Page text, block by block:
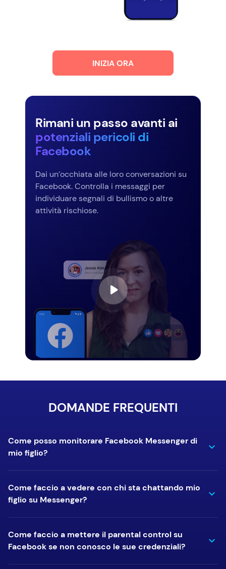
INIZIA ORA
Rimani un passo avanti ai
potenziali pericoli di
Facebook
Dai un’occhiata alle loro conversazioni su
Facebook. Controlla i messaggi per
individuare segnali di bullismo o altre
attività rischiose.
DOMANDE FREQUENTI
Come posso monitorare Facebook Messenger di
mio figlio?
Come faccio a vedere con chi sta chattando mio
figlio su Messenger?
Come faccio a mettere il parental control su
Facebook se non conosco le sue credenziali?